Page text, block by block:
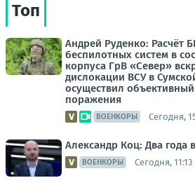
Топ
Андрей Руденко: Расчёт
беспилотных систем в
корпуса ГрВ «Север»
дислокации ВСУ в
осуществил
поражения
ВОЕНКОРЫ Сегодня,
Александр Коц: Два года
ВОЕНКОРЫ Сегодня, 11:13